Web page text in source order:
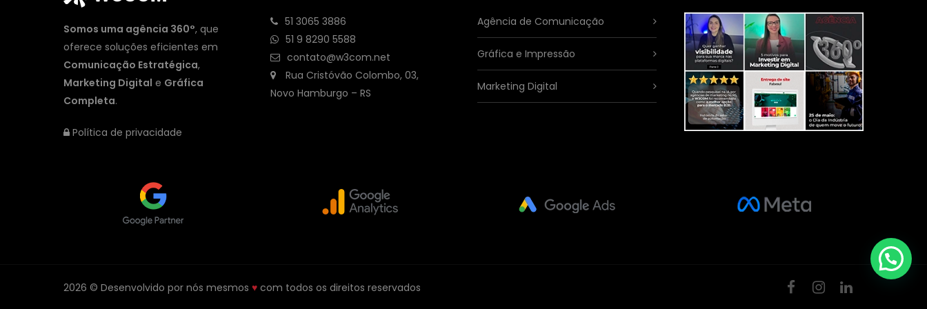
Somos uma agência 360°, que
oferece soluções eficientes em
Comunicação Estratégica,
Marketing Digital e Gráfica
Completa.
Política de privacidade
51 3065 3886
51 9 8290 5588
contato@w3com.net
Rua Cristóvão Colombo, 03,
Novo Hamburgo – RS
Agência de Comunicação
Gráfica e Impressão
Marketing Digital
2026 © Desenvolvido por nós mesmos ♥ com todos os direitos reservados